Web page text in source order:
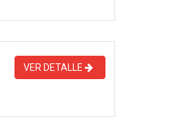
VER DETALLE